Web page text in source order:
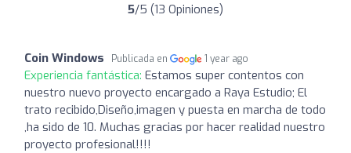
5/5 (13 Opiniones)
Coin Windows Publicada en 1 year ago
Experiencia fantástica: Estamos super contentos con
nuestro nuevo proyecto encargado a Raya Estudio; El
trato recibido,Diseño,imagen y puesta en marcha de todo
,ha sido de 10. Muchas gracias por hacer realidad nuestro
proyecto profesional!!!!